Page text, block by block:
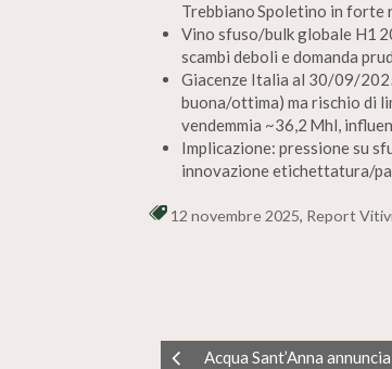
Trebbiano Spoletino in forte
Vino sfuso/bulk globale H1
scambi deboli e domanda
Giacenze Italia al 30/09/
buona/ottima) ma rischio di
vendemmia ~36,2 Mhl,
Implicazione: pressione su
innovazione etichettatura/
12 novembre 2025, Report
Acqua Sant’Anna